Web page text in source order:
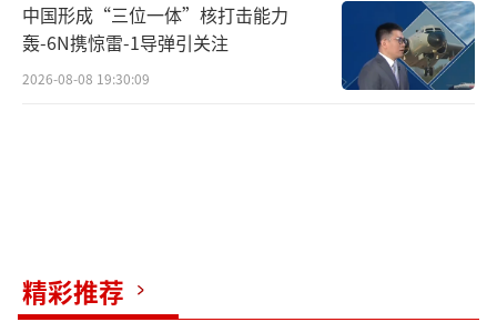
中国形成“三位一体”核打击能力
轰-6N携惊雷-1导弹引关注
2026-08-08 19:30:09
精彩推荐